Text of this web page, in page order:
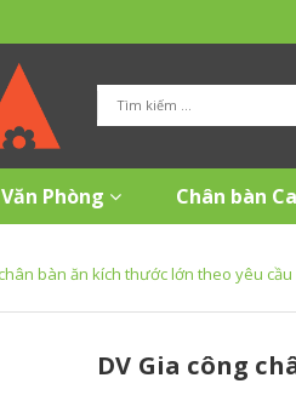
Phòng Chân bàn
bàn ăn kích thước lớn theo yêu cầu
DV Gia công